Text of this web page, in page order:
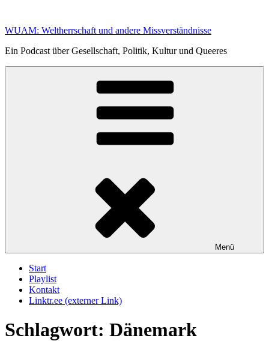
springen
WUAM: Weltherrschaft und andere Missverständnisse
Ein Podcast über Gesellschaft, Politik, Kultur und Queeres
Menü
Start
Playlist
Kontakt
Linktr.ee (externer Link)
Schlagwort: Dänemark